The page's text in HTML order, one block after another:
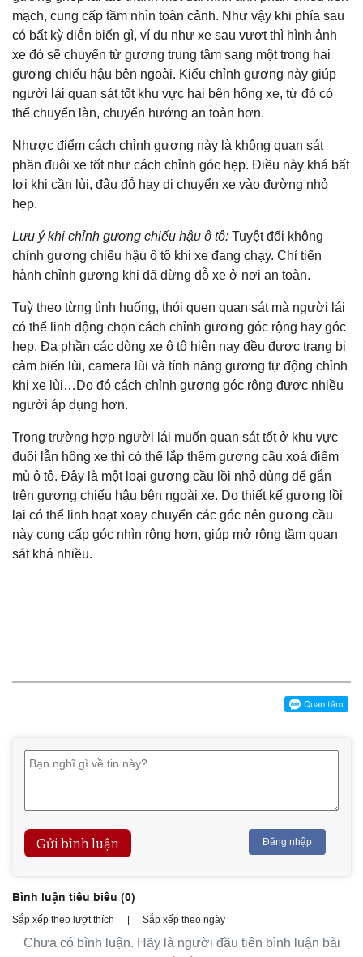
mạch, cung cấp tầm nhìn toàn cảnh. Như vậy khi phía sau
có bất kỳ diễn biến gì, ví dụ như xe sau vượt thì hình ảnh
xe đó sẽ chuyển từ gương trung tâm sang một trong hai
gương chiếu hậu bên ngoài. Kiểu chỉnh gương này giúp
người lái quan sát tốt khu vực hai bên hông xe, từ đó có
thể chuyển làn, chuyển hướng an toàn hơn.
Nhược điểm cách chỉnh gương này là không quan sát
phần đuôi xe tốt như cách chỉnh góc hẹp. Điều này khá bất
lợi khi cần lùi, đậu đỗ hay di chuyển xe vào đường nhỏ
hẹp.
Lưu ý khi chỉnh gương chiếu hậu ô tô: Tuyệt đối không
chỉnh gương chiếu hậu ô tô khi xe đang chạy. Chỉ tiến
hành chỉnh gương khi đã dừng đỗ xe ở nơi an toàn.
Tuỳ theo từng tình huống, thói quen quan sát mà người lái
có thể linh động chọn cách chỉnh gương góc rộng hay góc
hẹp. Đa phần các dòng xe ô tô hiện nay đều được trang bị
cảm biến lùi, camera lùi và tính năng gương tự động chỉnh
khi xe lùi…Do đó cách chỉnh gương góc rộng được nhiều
người áp dụng hơn.
Trong trường hợp người lái muốn quan sát tốt ở khu vực
đuôi lẫn hông xe thì có thể lắp thêm gương cầu xoá điểm
mù ô tô. Đây là một loại gương cầu lồi nhỏ dùng để gắn
trên gương chiếu hậu bên ngoài xe. Do thiết kế gương lồi
lại có thể linh hoạt xoay chuyển các góc nên gương cầu
này cung cấp góc nhìn rộng hơn, giúp mở rộng tầm quan
sát khá nhiều.
Gửi bình luận Đăng nhập
Bình luận tiêu biểu (0)
Sắp xếp theo lượt thích | Sắp xếp theo ngày
Chưa có bình luận. Hãy là người đầu tiên bình luận bài